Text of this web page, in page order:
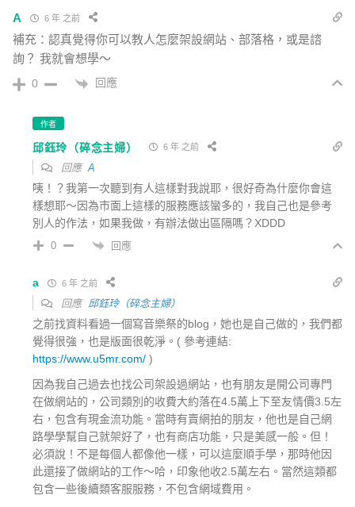
A 6 年 之前
補充：認真覺得你可以教人怎麼架設網站、部落格，或是諮
詢？ 我就會想學～
0 回應
作者
邱鈺玲（碎念主婦） 6 年 之前
回應 A
咦！？我第一次聽到有人這樣對我說耶，很好奇為什麼你會這
樣想耶～因為市面上這樣的服務應該蠻多的，我自己也是參考
別人的作法，如果我做，有辦法做出區隔嗎？XDDD
0 回應
a 6 年 之前
回應 邱鈺玲（碎念主婦）
之前找資料看過一個寫音樂祭的blog，她也是自己做的，我們都
覺得很強，也是版面很乾淨。( 參考連結:
https://www.u5mr.com/ )
因為我自己過去也找公司架設過網站，也有朋友是開公司專門
在做網站的，公司類別的收費大約落在4.5萬上下至友情價3.5左
右，包含有現金流功能。當時有賣網拍的朋友，他也是自己網
路學學幫自己就架好了，也有商店功能，只是美感一般。但！
必須說！不是每個人都像他一樣，可以這麼順手學，那時他因
此還接了做網站的工作～哈，印象他收2.5萬左右。當然這類都
包含一些後續類客服服務，不包含網域費用。